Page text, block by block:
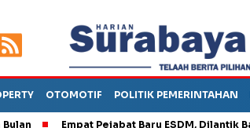
OTOMOTIF POLITIK PEMERINTAHAN
Empat Pejabat Baru ESDM, Dilantik Bahlil